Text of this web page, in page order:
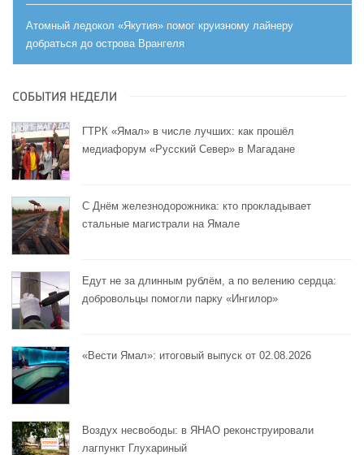
Атомный ледокол «Якутия» помог круизному лайнеру
добраться до острова Врангеля
СОБЫТИЯ НЕДЕЛИ
ГТРК «Ямал» в числе лучших: как прошёл
медиафорум «Русский Север» в Магадане
С Днём железнодорожника: кто прокладывает
стальные магистрали на Ямале
Едут не за длинным рублём, а по велению сердца:
добровольцы помогли парку «Ингилор»
«Вести Ямал»: итоговый выпуск от 02.08.2026
Воздух несвободы: в ЯНАО реконструировали
лагпункт Глухариный